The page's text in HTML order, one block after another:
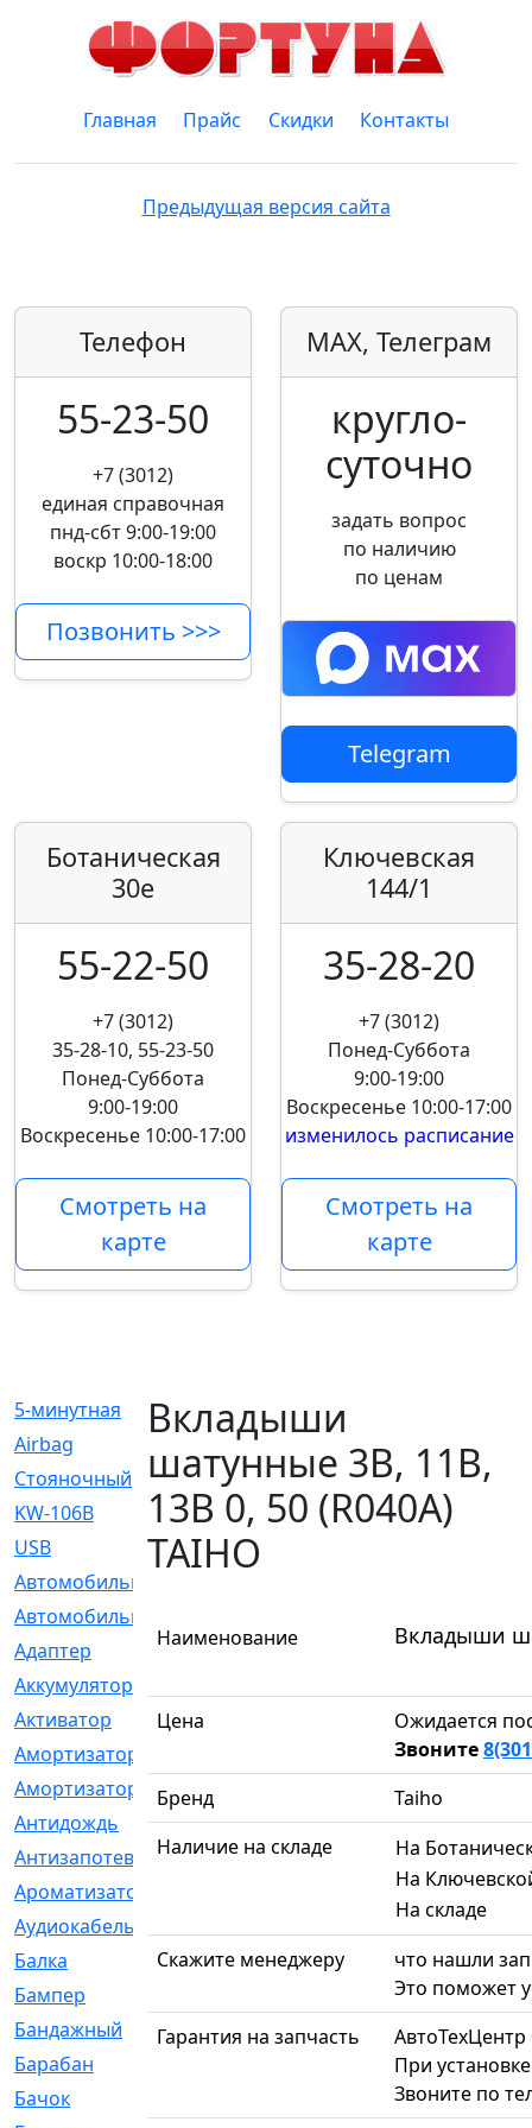
Главная Прайс Скидки Контакты
Предыдущая версия сайта
Телефон
55-23-50
+7 (3012)
единая справочная
пнд-сбт 9:00-19:00
воскр 10:00-18:00
Позвонить >>>
MAX, Телеграм
кругло­
суточно
задать вопрос
по наличию
по ценам
Telegram
Ботаническая
30е
55-22-50
+7 (3012)
35-28-10, 55-23-50
Понед-Суббота
9:00-19:00
Воскресенье 10:00-17:00
Смотреть на
карте
Ключевская
144/1
35-28-20
+7 (3012)
Понед-Суббота
9:00-19:00
Воскресенье 10:00-17:00
изменилось расписание
Смотреть на
карте
5-минутная
[1]
Airbag
[18]
Cтояночный
[1]
KW-106B
[0]
USB
[6]
Автомобильное
Автомобильный
Адаптер
[3]
Аккумулятор
Активатор
Амортизатор
Амортизаторы
Антидождь
[1]
Антизапотеватель
[1]
Ароматизатор
Аудиокабель
Балка
[58]
Бампер
Бандажный
[6]
Барабан
Бачок
Вкладыши
шатунные 3B, 11B,
13B 0, 50 (R040A)
TAIHO
Наименование Вкладыши
Цена
Ожидается
Звоните
Бренд
Taiho
Наличие на складе
На
На
На складе
Скажите менеджеру
что нашли
Это поможет
Гарантия на запчасть
При
Звоните по